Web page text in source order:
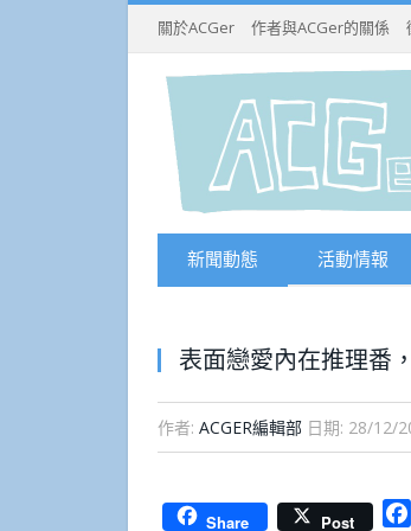
關於ACGer 作者與ACGer的關係
新聞動態 活動情報
表面戀愛內在推理番
作者: ACGER編輯部 日期: 28/12/
Share Post